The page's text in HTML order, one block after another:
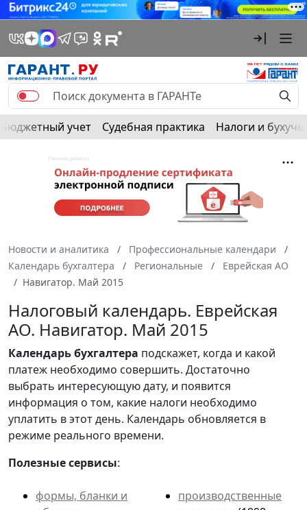
Бюджетный учет Судебная практика Налоги и
Новости и аналитика
Профессиональные календари
Календарь бухгалтера
Региональные
Еврейская АО
Навигатор. Май 2015
Налоговый календарь. Еврейская
АО. Навигатор. Май 2015
Календарьбухгалтера подскажет, когда и какой
платеж необходимо совершить. Достаточно
выбрать интересующую дату, и появится
информация о том, какие налоги необходимо
уплатить в этот день. Календарь обновляется в
режиме реального времени.
Полезные сервисы:
формы, бланки и
производственные